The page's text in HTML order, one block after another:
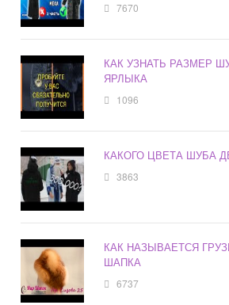
7670
КАК УЗНАТЬ РАЗМЕР
ЯРЛЫКА
1096
КАКОГО ЦВЕТА ШУБА
3863
КАК НАЗЫВАЕТСЯ
ШАПКА
6737